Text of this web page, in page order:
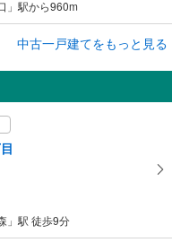
」駅から960m
駅 徒歩18分
中古一戸建てをもっと見る
」駅 徒歩9分